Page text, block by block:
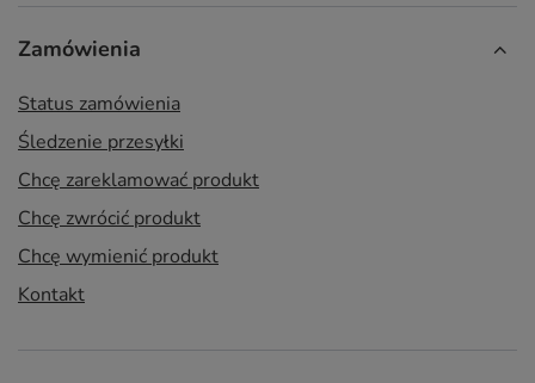
Zamówienia
Status zamówienia
Śledzenie przesyłki
Chcę zareklamować produkt
Chcę zwrócić produkt
Chcę wymienić produkt
Kontakt